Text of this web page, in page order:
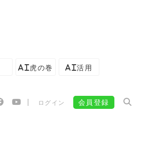
AI虎の巻 AI活用
ログイン 会員登録